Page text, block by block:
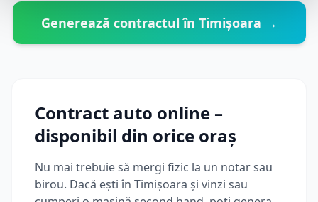
Generează contractul în Timișoara →
Contract auto online –
disponibil din orice oraș
Nu mai trebuie să mergi fizic la un notar sau
birou. Dacă ești în Timișoara și vinzi sau